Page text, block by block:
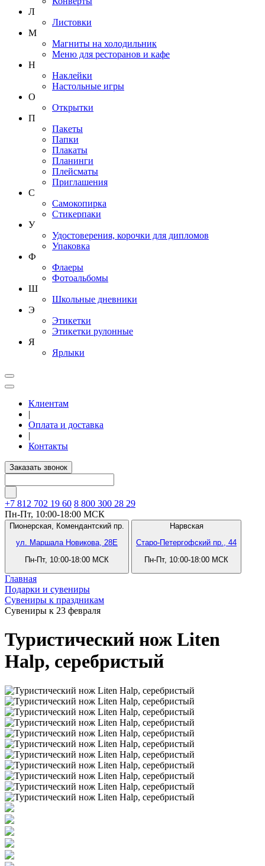
Л
Листовки
М
Магниты на холодильник
Меню для ресторанов и кафе
Н
Наклейки
Настольные игры
О
Открытки
П
Пакеты
Папки
Плакаты
Планинги
Плейсматы
Приглашения
С
Самокопирка
Стикерпаки
У
Удостоверения, корочки для дипломов
Упаковка
Ф
Флаеры
Фотоальбомы
Ш
Школьные дневники
Э
Этикетки
Этикетки рулонные
Я
Ярлыки
Клиентам
|
Оплата и доставка
|
Контакты
Заказать звонок
+7 812 702 19 60 8 800 300 28 29
Пн-Пт, 10:00-18:00 МСК
Пионерская, Комендантский пр.
ул. Маршала Новикова, 28Е
Пн-Пт, 10:00-18:00 МСК
Нарвская
Старо-Петергофский пр., 44
Пн-Пт, 10:00-18:00 МСК
Главная
Подарки и сувениры
Сувениры к праздникам
Сувениры к 23 февраля
Туристический нож Liten
Halp, серебристый